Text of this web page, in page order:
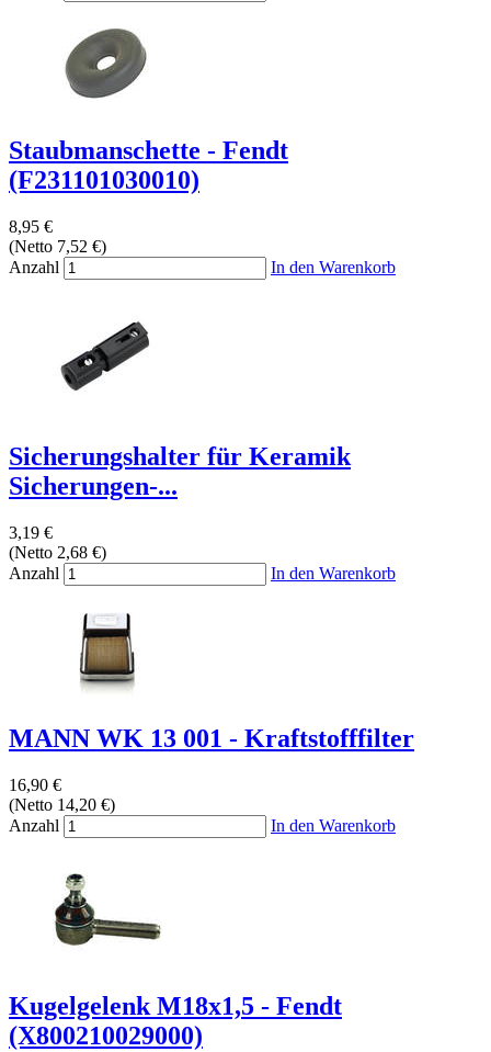
Staubmanschette - Fendt
(F231101030010)
8,95 €
(Netto 7,52 €)
Anzahl
In den Warenkorb
Sicherungshalter für Keramik
Sicherungen-...
3,19 €
(Netto 2,68 €)
Anzahl
In den Warenkorb
MANN WK 13 001 - Kraftstofffilter
16,90 €
(Netto 14,20 €)
Anzahl
In den Warenkorb
Kugelgelenk M18x1,5 - Fendt
(X800210029000)